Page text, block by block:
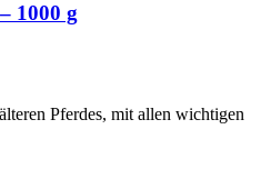
1000 g
Pferdes, mit allen wichtigen